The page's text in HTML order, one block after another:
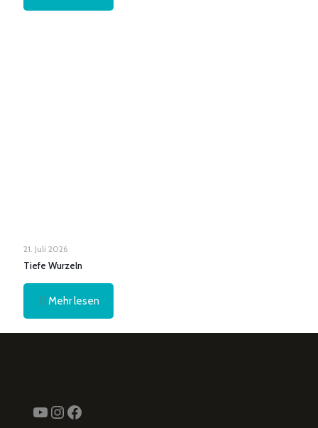
21. Juli 2026
Tiefe Wurzeln
Mehr lesen
YouTube
Instagram
Facebook